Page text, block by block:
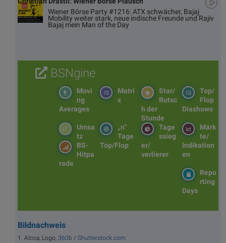
Wiener Börse Party #1216: ATX schwächer, Bajaj
Mobility weiter stark, neue indische Freunde und Rajiv
Bajaj mein Man of the Day
BSNgine
Top/
Flop
Diashows
Star/
Rutsc
h der
Stunde
Matri
x
Movi
ng
Averages
Märk
te/
Indikation
en
Tage
ssieg
er/
verlierer
„n“
Tage
Top/Flop
Umsa
tz
BS-
Hitpa
rade
Repo
rting
Days
Bildnachweis
1. Alcoa, Logo, 360b / Shutterstock.com